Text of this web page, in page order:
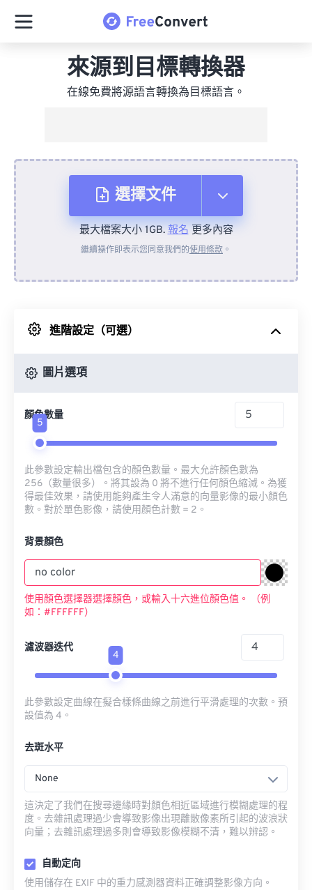
來源到目標轉換器
在線免費將源語言轉換為目標語言。
選擇文件
來自裝置
來自 Google 雲端硬碟
最大檔案大小 1GB.報名更多內容
繼續操作即表示您同意我們的使用條款 。
進階設定（可選）
圖片選項
顏色數量
5
此參數設定輸出檔包含的顏色數量。最大允許顏色數為
256（數量很多）。將其設為 0 將不進行任何顏色縮減。為獲
得最佳效果，請使用能夠產生令人滿意的向量影像的最小顏色
數。對於單色影像，請使用顏色計數 = 2。
背景顏色
使用顏色選擇器選擇顏色，或輸入十六進位顏色值。 （例
如：#FFFFFF）
濾波器迭代
4
此參數設定曲線在擬合樣條曲線之前進行平滑處理的次數。預
設值為 4。
去斑水平
None
這決定了我們在搜尋邊緣時對顏色相近區域進行模糊處理的程
度。去雜訊處理過少會導致影像出現離散像素所引起的波浪狀
向量；去雜訊處理過多則會導致影像模糊不清，難以辨認。
自動定向
使用儲存在 EXIF 中的重力感測器資料正確調整影像方向。